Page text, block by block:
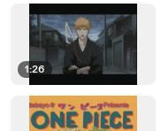
1:26